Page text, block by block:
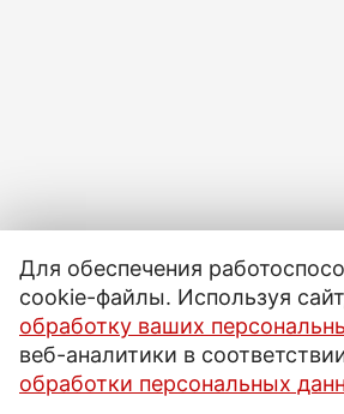
Для обеспечения
cookie-файлы. Используя
обработку ваших
веб-аналитики в
обработки персональных